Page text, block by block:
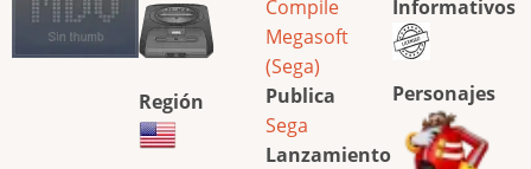
Región
Compile
Megasoft
(Sega)
Publica
Sega
Lanzamiento
Informativos
Personajes